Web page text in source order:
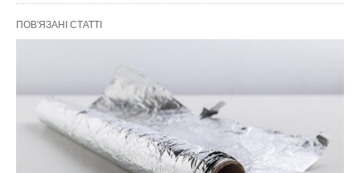
ПОВ'ЯЗАНІ СТАТТІ